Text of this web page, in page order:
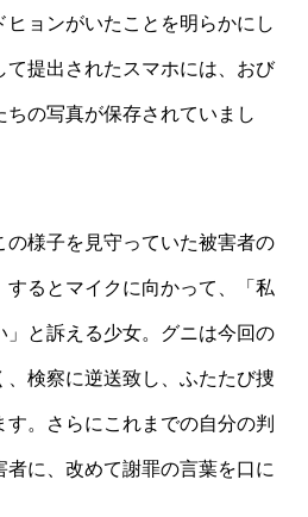
ョンがいたことを明らかにし
て提出されたスマホには、おび
の写真が保存されていまし
の様子を見守っていた被害者の
するとマイクに向かって、「私
」と訴える少女。グニは今回の
検察に逆送致し、ふたたび捜
。さらにこれまでの自分の判
に、改めて謝罪の言葉を口に